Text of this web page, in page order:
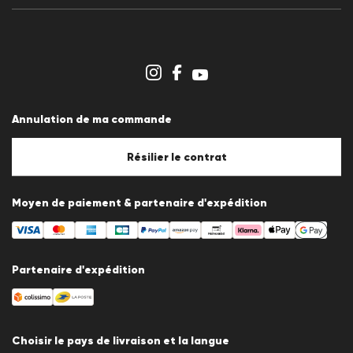
Système de dénonciation
Mentions légales
Politique en matière de cookies
Paramètres des cookies
Annulation de ma commande
Résilier le contrat
Moyen de paiement & partenaire d'expédition
Partenaire d'expédition
Choisir le pays de livraison et la langue